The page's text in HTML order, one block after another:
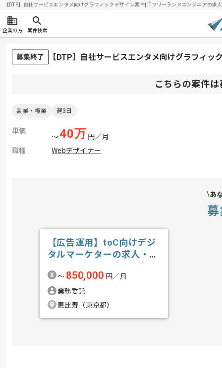
【DTP】自社サービスエンタメ向けグラフィックデザイン案件| ITフリーランスエンジニアの
企業の方 案件検索
募集終了 【DTP】自社サービスエンタメ向けグラフィッ
こちらの案件
副業・複業 週3日
単価
〜40万 円／月
職種
Webデザイナー
あ
【広告運用】toC向けデジ
タルマーケターの求人・案
〜 850,000 円／月
業務委託
恵比寿（東京都）